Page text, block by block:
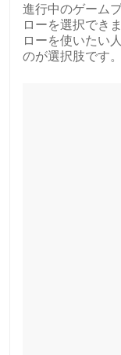
進行中のゲーム
ローを選択でき
ローを使いたい
のが選択肢です。